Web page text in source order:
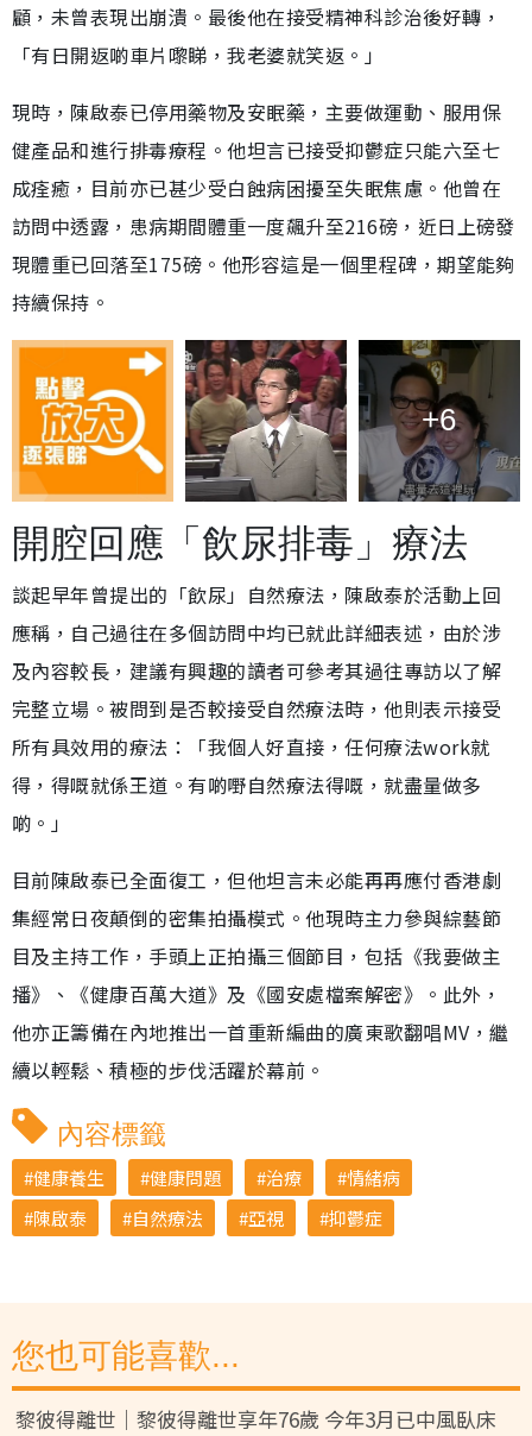
顧，未曾表現出崩潰。最後他在接受精神科診治後好轉，
「有日開返啲車片嚟睇，我老婆就笑返。」
現時，陳啟泰已停用藥物及安眠藥，主要做運動、服用保
健產品和進行排毒療程。他坦言已接受抑鬱症只能六至七
成痊癒，目前亦已甚少受白蝕病困擾至失眠焦慮。他曾在
訪問中透露，患病期間體重一度飆升至216磅，近日上磅發
現體重已回落至175磅。他形容這是一個里程碑，期望能夠
持續保持。
+6
開腔回應「飲尿排毒」療法
談起早年曾提出的「飲尿」自然療法，陳啟泰於活動上回
應稱，自己過往在多個訪問中均已就此詳細表述，由於涉
及內容較長，建議有興趣的讀者可參考其過往專訪以了解
完整立場。被問到是否較接受自然療法時，他則表示接受
所有具效用的療法：「我個人好直接，任何療法work就
得，得嘅就係王道。有啲嘢自然療法得嘅，就盡量做多
啲。」
目前陳啟泰已全面復工，但他坦言未必能再再應付香港劇
集經常日夜顛倒的密集拍攝模式。他現時主力參與綜藝節
目及主持工作，手頭上正拍攝三個節目，包括《我要做主
播》、《健康百萬大道》及《國安處檔案解密》。此外，
他亦正籌備在內地推出一首重新編曲的廣東歌翻唱MV，繼
續以輕鬆、積極的步伐活躍於幕前。
內容標籤
健康養生 健康問題 治療
情緒病
陳啟泰
自然療法 亞視 抑鬱症
您也可能喜歡...
黎彼得離世｜黎彼得離世享年76歲 今年3月已中風臥床